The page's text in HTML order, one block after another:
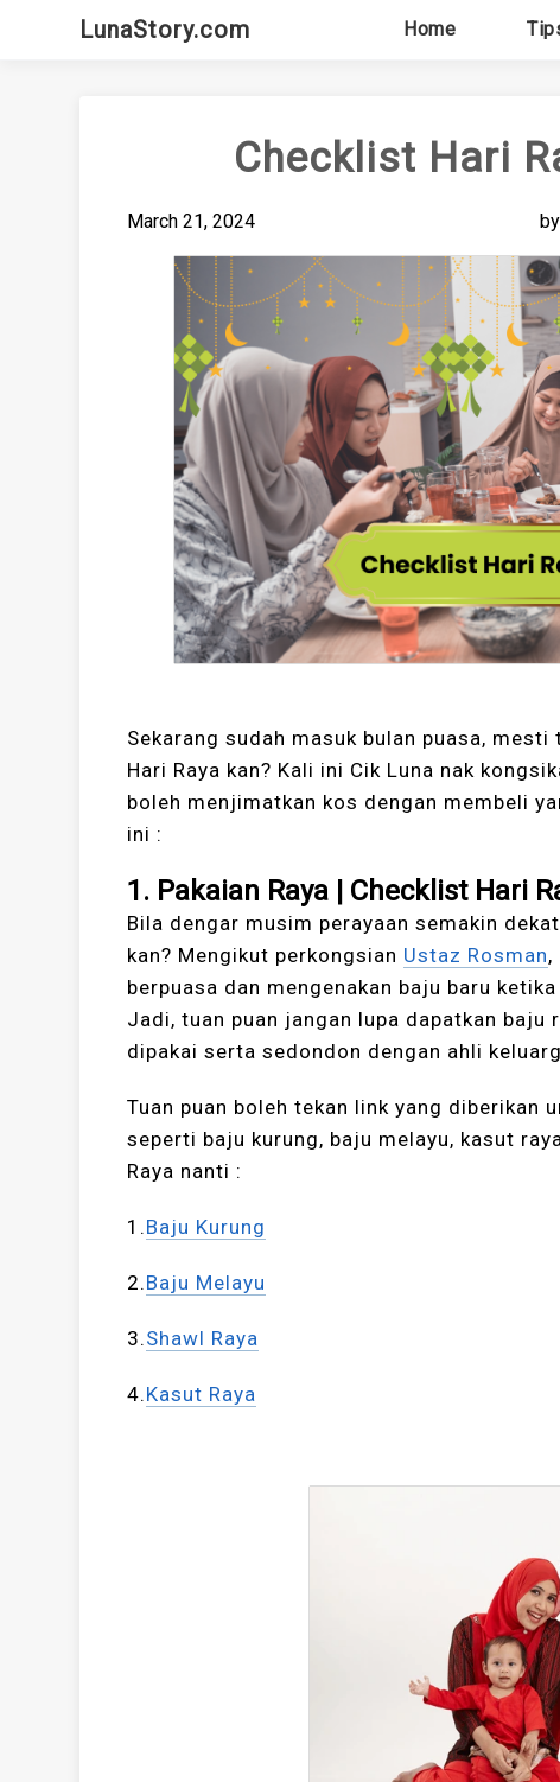
LunaStory.com Home
Checklist Hari
March 21, 2024 by
Sekarang sudah masuk bulan puasa,
Hari Raya kan? Kali ini Cik Luna nak
boleh menjimatkan kos dengan membeli
ini :
1. Pakaian Raya | Checklist Hari
Bila dengar musim perayaan semakin
kan? Mengikut perkongsian Ustaz Rosman,
berpuasa dan mengenakan baju baru
Jadi, tuan puan jangan lupa dapatkan baju
dipakai serta sedondon dengan ahli
Tuan puan boleh tekan link yang diberikan
seperti baju kurung, baju melayu, kasut
Raya nanti :
1.Baju Kurung
2.Baju Melayu
3.Shawl Raya
4.Kasut Raya